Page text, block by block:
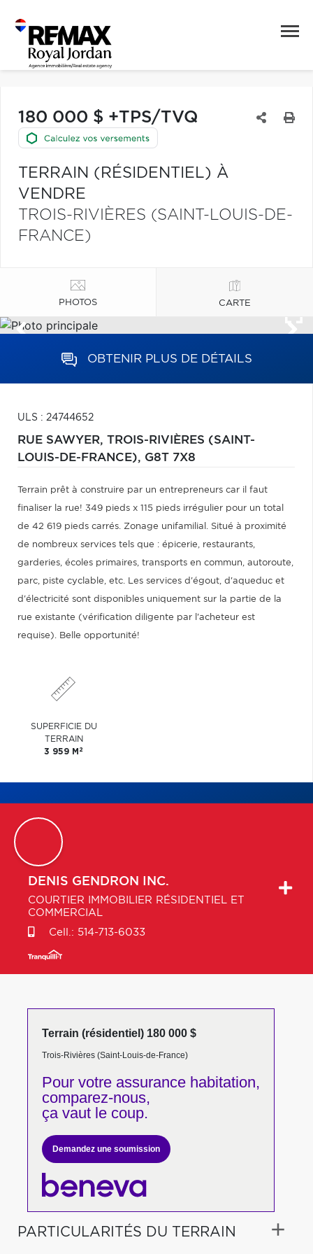
180 000 $ +TPS/TVQ
TERRAIN (RÉSIDENTIEL) À
VENDRE
TROIS-RIVIÈRES (SAINT-LOUIS-DE-
FRANCE)
PHOTOS CARTE
OBTENIR PLUS DE DÉTAILS
ULS : 24744652
RUE SAWYER, TROIS-RIVIÈRES (SAINT-
LOUIS-DE-FRANCE), G8T 7X8
Terrain prêt à construire par un entrepreneurs car il faut
finaliser la rue! 349 pieds x 115 pieds irrégulier pour un total
de 42 619 pieds carrés. Zonage unifamilial. Situé à proximité
de nombreux services tels que : épicerie, restaurants,
garderies, écoles primaires, transports en commun, autoroute,
parc, piste cyclable, etc. Les services d'égout, d'aqueduc et
d'électricité sont disponibles uniquement sur la partie de la
rue existante (vérification diligente par l'acheteur est
requise). Belle opportunité!
SUPERFICIE DU
TERRAIN
3 959 M 2
DENIS GENDRON INC.
COURTIER IMMOBILIER RÉSIDENTIEL ET
COMMERCIAL
Cell.: 514-713-6033
Terrain (résidentiel) 180 000 $
Trois-Rivières (Saint-Louis-de-France)
Pour votreassurance habitation,
comparez-nous,
ça vaut le coup.
Demandez une soumission
PARTICULARITÉS DU TERRAIN